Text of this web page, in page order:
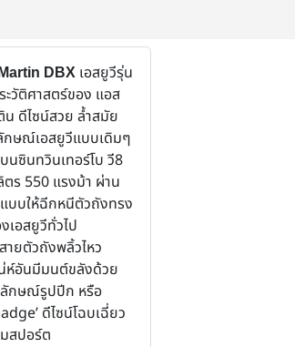
DBX เอสยูวีรุ่น
ะวัติศาสตร์ของ แอส
น ดีไซน์สวย ล้ำสมัย
ษณ์เอสยูวีแบบเดิมๆ
นซินทวินเทอร์โบ วี8
ร 550 แรงม้า ผ่าน
บบให้ฉีกหนีตัวถังทรง
เอสยูวีทั่วไป
ายตัวถังพลิ้วไหว
ห์อันมีมนต์ขลังด้วย
กษณ์รูปปีก หรือ
ดีไซน์โฉบเฉี่ยว
สปอร์ต